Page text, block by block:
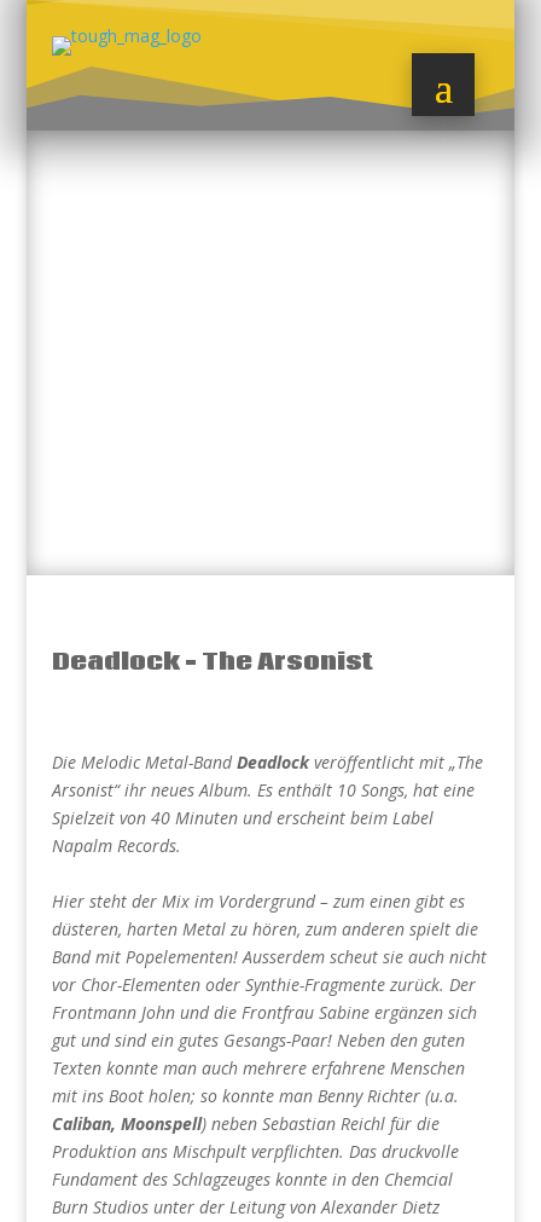
Deadlock – The Arsonist
Die Melodic Metal-BandDeadlockveröffentlicht mit „The
Arsonist“ ihr neues Album. Es enthält 10 Songs, hat eine
Spielzeit von 40 Minuten und erscheint beim Label
Napalm Records.
Hier steht der Mix im Vordergrund – zum einen gibt es
düsteren, harten Metal zu hören, zum anderen spielt die
Band mit Popelementen! Ausserdem scheut sie auch nicht
vor Chor-Elementen oder Synthie-Fragmente zurück. Der
Frontmann John und die Frontfrau Sabine ergänzen sich
gut und sind ein gutes Gesangs-Paar! Neben den guten
Texten konnte man auch mehrere erfahrene Menschen
mit ins Boot holen; so konnte man Benny Richter (u.a.
Caliban, Moonspell) neben Sebastian Reichl für die
Produktion ans Mischpult verpflichten. Das druckvolle
Fundament des Schlagzeuges konnte in den Chemcial
Burn Studios unter der Leitung von Alexander Dietz